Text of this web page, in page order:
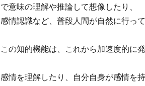
で意味の理解や推論して想像したり、
感情認識など、普段人間が自然に行っ
この知的機能は、これから加速度的に
感情を理解したり、自分自身が感情を